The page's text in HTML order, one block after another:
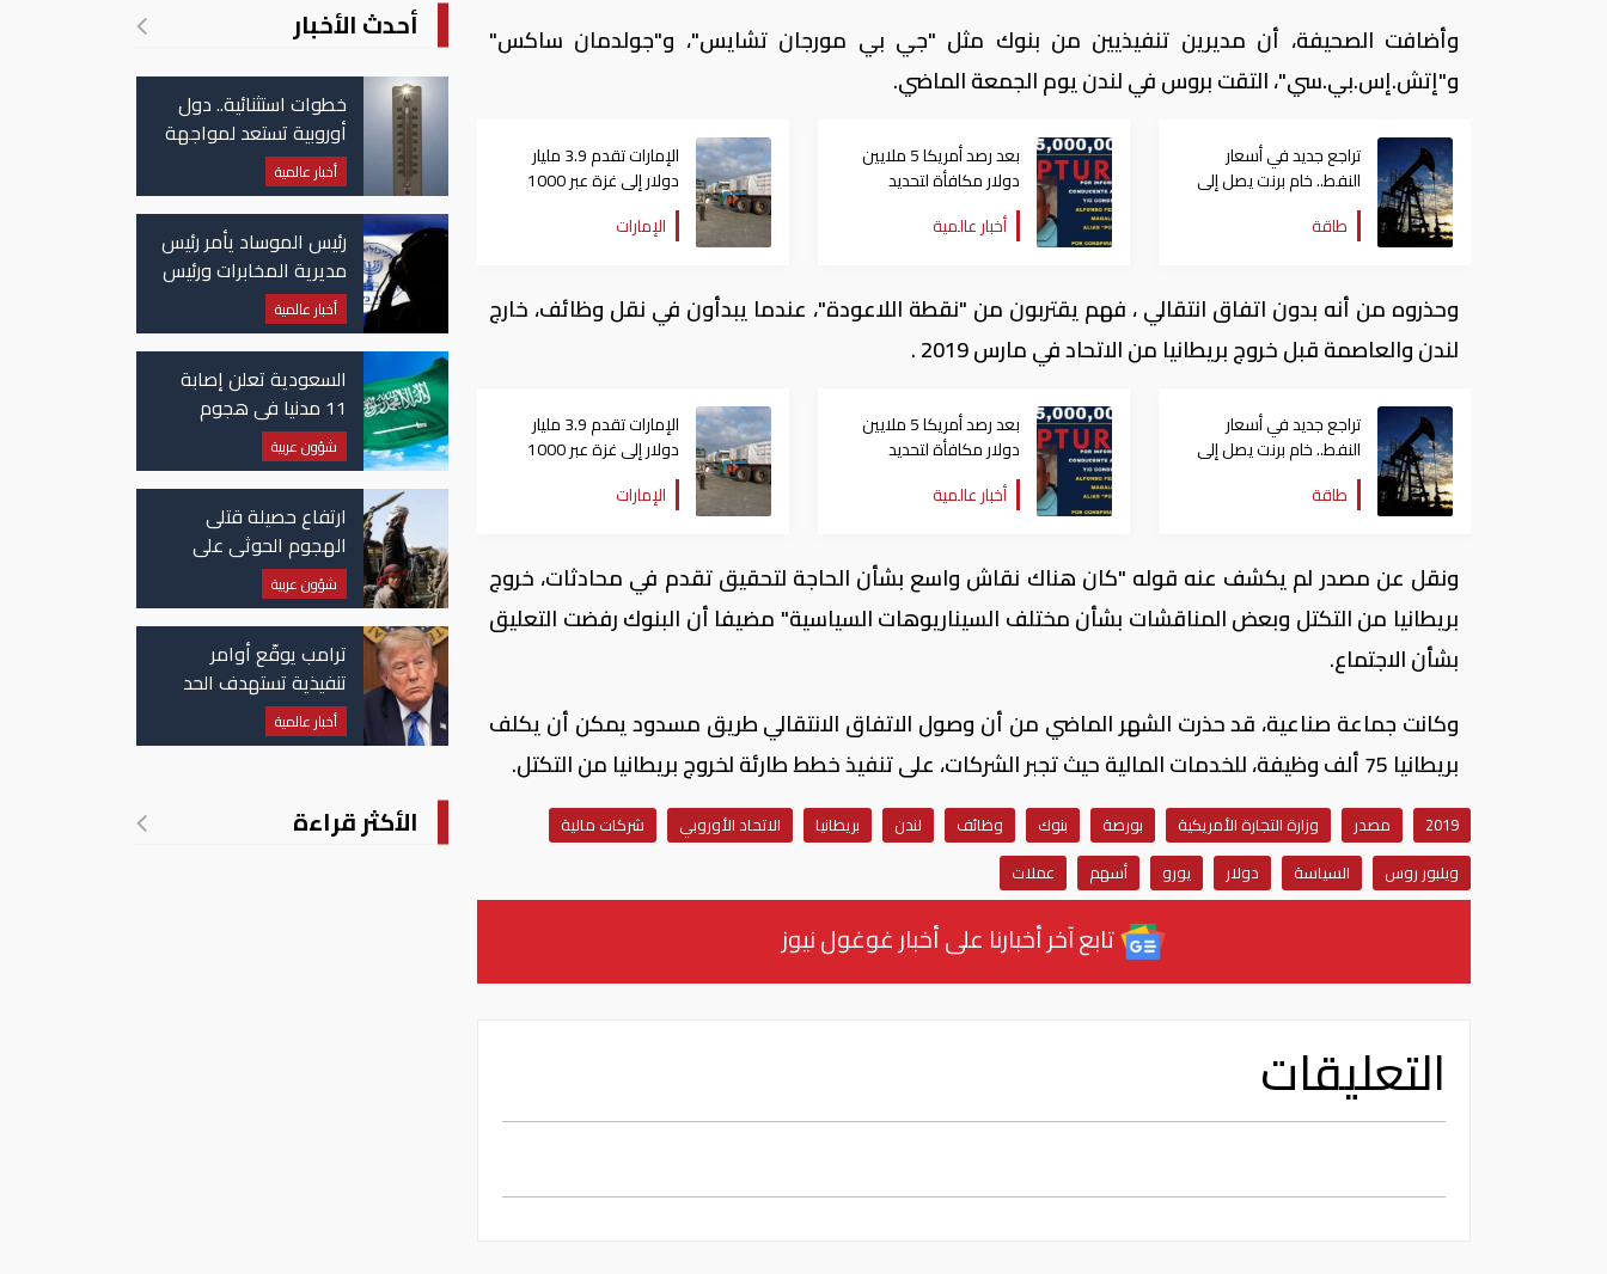
وأضافت الصحيفة، أن مديرين تنفيذيين من بنوك مثل "جي بي مورجان تشايس"، و"جولدمان ساكس"
و"إتش.إس.بي.سي"، التقت بروس في لندن يوم الجمعة الماضي.
تراجع جديد في أسعار
النفط.. خام برنت يصل إلى
80.66 دولاراً للبرميل
طاقة
بعد رصد أمريكا 5 ملايين
دولار مكافأة لتحديد
مكانه.. المكسيك تعتقل
"بونشو"
أخبار عالمية
الإمارات تقدم 3.9 مليار
دولار إلى غزة عبر 1000
يوم مساعدات
الإمارات
وحذروه من أنه بدون اتفاق انتقالي ، فهم يقتربون من "نقطة اللاعودة"، عندما يبدأون في نقل وظائف، خارج
لندن والعاصمة قبل خروج بريطانيا من الاتحاد في مارس 2019 .
تراجع جديد في أسعار
النفط.. خام برنت يصل إلى
80.66 دولاراً للبرميل
طاقة
بعد رصد أمريكا 5 ملايين
دولار مكافأة لتحديد
مكانه.. المكسيك تعتقل
"بونشو"
أخبار عالمية
الإمارات تقدم 3.9 مليار
دولار إلى غزة عبر 1000
يوم مساعدات
الإمارات
ونقل عن مصدر لم يكشف عنه قوله "كان هناك نقاش واسع بشأن الحاجة لتحقيق تقدم في محادثات، خروج
بريطانيا من التكتل وبعض المناقشات بشأن مختلف السيناريوهات السياسية" مضيفا أن البنوك رفضت التعليق
بشأن الاجتماع.
وكانت جماعة صناعية، قد حذرت الشهر الماضي من أن وصول الاتفاق الانتقالي طريق مسدود يمكن أن يكلف
بريطانيا 75 ألف وظيفة، للخدمات المالية حيث تجبر الشركات، على تنفيذ خطط طارئة لخروج بريطانيا من التكتل.
2019 مصدر وزارة التجارة الأمريكية بورصة بنوك وظائف لندن بريطانيا الاتحاد الأوروبي
شركات مالية
ويلبور روس
السياسة دولار يورو أسهم عملات
تابع آخر أخبارنا على أخبار غوغول نيوز
التعليقات
أحدث الأخبار
خطوات استثنائية.. دول
أوروبية تستعد لمواجهة
موجة حر غير مسبوقة
أخبار عالمية
رئيس الموساد يأمر رئيس
مديرية المخابرات ورئيس
قسم إيران بالاستقالة
أخبار عالمية
السعودية تعلن إصابة
11 مدنيا في هجوم
حوثي على نجران
شؤون عربية
ارتفاع حصيلة قتلى
الهجوم الحوثي على
قتيلًا وعشرات الجرحى
شؤون عربية
ترامب يوقّع أوامر
تنفيذية تستهدف الحد
من منح الجنسية
الأمريكية بالولادة
أخبار عالمية
الأكثر قراءة